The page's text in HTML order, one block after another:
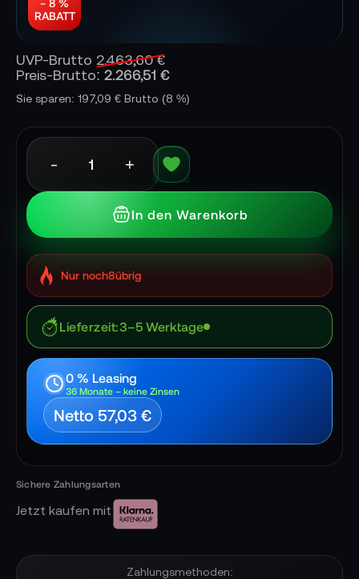
− 8 %
RABATT
UVP-Brutto 2.463,60 €
Preis-Brutto: 2.266,51 €
Sie sparen: 197,09 € Brutto (8 %)
- +
In den Warenkorb
Nur noch8übrig
Lieferzeit 3–5 Werktage
0 % Leasing
36 Monate – keine Zinsen
Netto 57,03 €
Jetzt kaufen mit
Zahlungsmethoden: